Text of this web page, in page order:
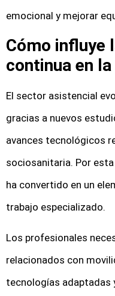
emocional y mejorar
Cómo influye
continua en
El sector asistencial
gracias a nuevos
avances tecnológicos
sociosanitaria. Por
ha convertido en un
trabajo especializado.
Los profesionales
relacionados con
tecnologías adaptadas